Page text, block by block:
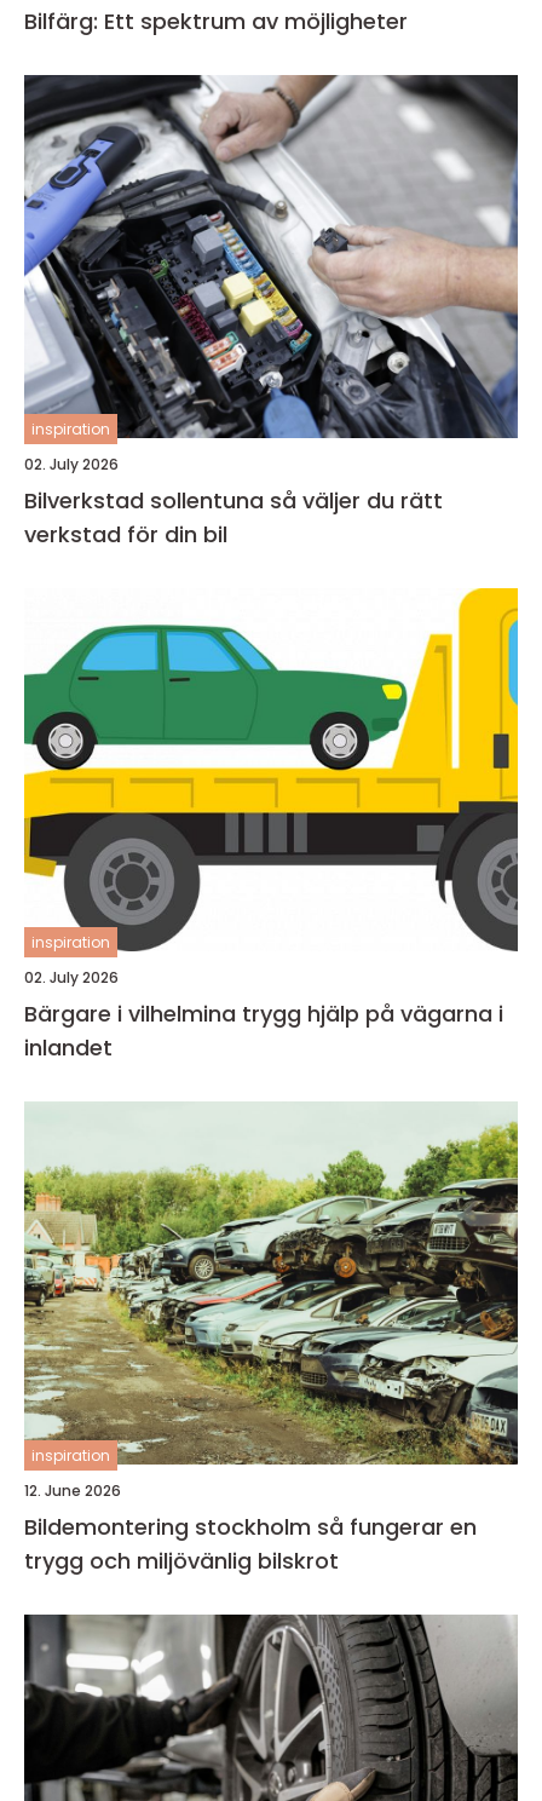
Bilfärg: Ett spektrum av möjligheter
inspiration
02. July 2026
Bilverkstad sollentuna så väljer du rätt
verkstad för din bil
inspiration
02. July 2026
Bärgare i vilhelmina trygg hjälp på vägarna i
inlandet
inspiration
12. June 2026
Bildemontering stockholm så fungerar en
trygg och miljövänlig bilskrot